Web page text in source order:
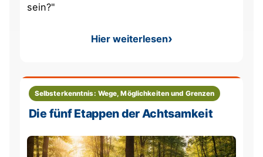
sein?"
Hier weiterlesen: Der alte Zenmeister über
Selbsterkenntnis: Wege, Möglichkeiten und Grenzen
Die fünf Etappen der Achtsamkeit